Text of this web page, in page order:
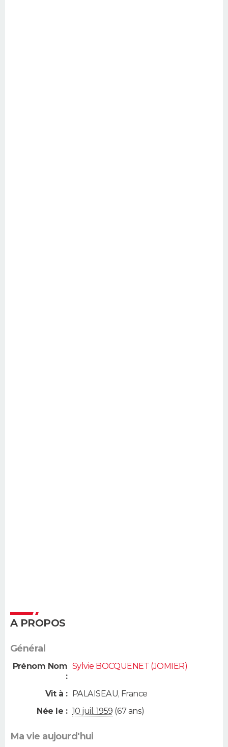
A PROPOS
Général
Prénom Nom
:
Sylvie BOCQUENET (JOMIER)
Vit à : PALAISEAU, France
Née le : 10 juil. 1959 (67 ans)
Ma vie aujourd'hui